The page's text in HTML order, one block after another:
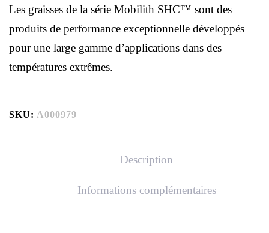
Les graisses de la série Mobilith SHC™ sont des
produits de performance exceptionnelle développés
pour une large gamme d’applications dans des
températures extrêmes.
SKU: A000979
Description
Informations complémentaires